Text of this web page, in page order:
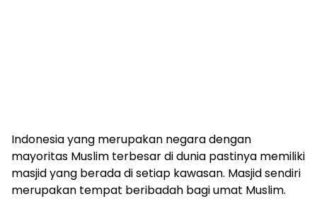
Indonesia yang merupakan negara dengan
mayoritas Muslim terbesar di dunia pastinya memiliki
masjid yang berada di setiap kawasan. Masjid sendiri
merupakan tempat beribadah bagi umat Muslim.